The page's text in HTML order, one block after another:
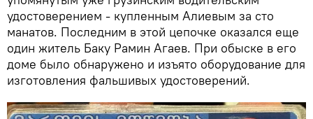
удостоверением - купленным Алиевым за сто
манатов. Последним в этой цепочке оказался еще
один житель Баку Рамин Агаев. При обыске в его
доме было обнаружено и изъято оборудование для
изготовления фальшивых удостоверений.